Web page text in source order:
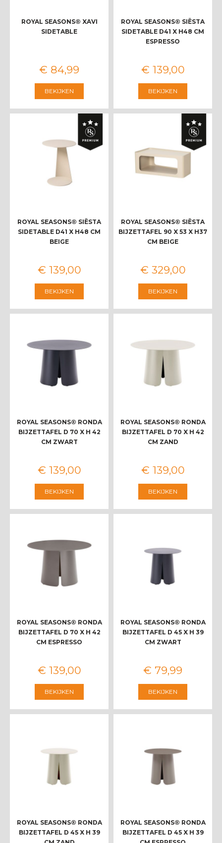
ROYAL SEASONS® XAVI
SIDETABLE
€ 84,99
BEKIJKEN
ROYAL SEASONS® SIËSTA
SIDETABLE D41 X H48 CM
ESPRESSO
€ 139,00
BEKIJKEN
ROYAL SEASONS® SIËSTA
SIDETABLE D41 X H48 CM
BEIGE
€ 139,00
BEKIJKEN
ROYAL SEASONS® SIËSTA
BIJZETTAFEL 90 X 53 X H37
CM BEIGE
€ 329,00
BEKIJKEN
ROYAL SEASONS® RONDA
BIJZETTAFEL D 70 X H 42
CM ZWART
€ 139,00
BEKIJKEN
ROYAL SEASONS® RONDA
BIJZETTAFEL D 70 X H 42
CM ZAND
€ 139,00
BEKIJKEN
ROYAL SEASONS® RONDA
BIJZETTAFEL D 70 X H 42
CM ESPRESSO
€ 139,00
BEKIJKEN
ROYAL SEASONS® RONDA
BIJZETTAFEL D 45 X H 39
CM ZWART
€ 79,99
BEKIJKEN
ROYAL SEASONS® RONDA
BIJZETTAFEL D 45 X H 39
ROYAL SEASONS® RONDA
BIJZETTAFEL D 45 X H 39